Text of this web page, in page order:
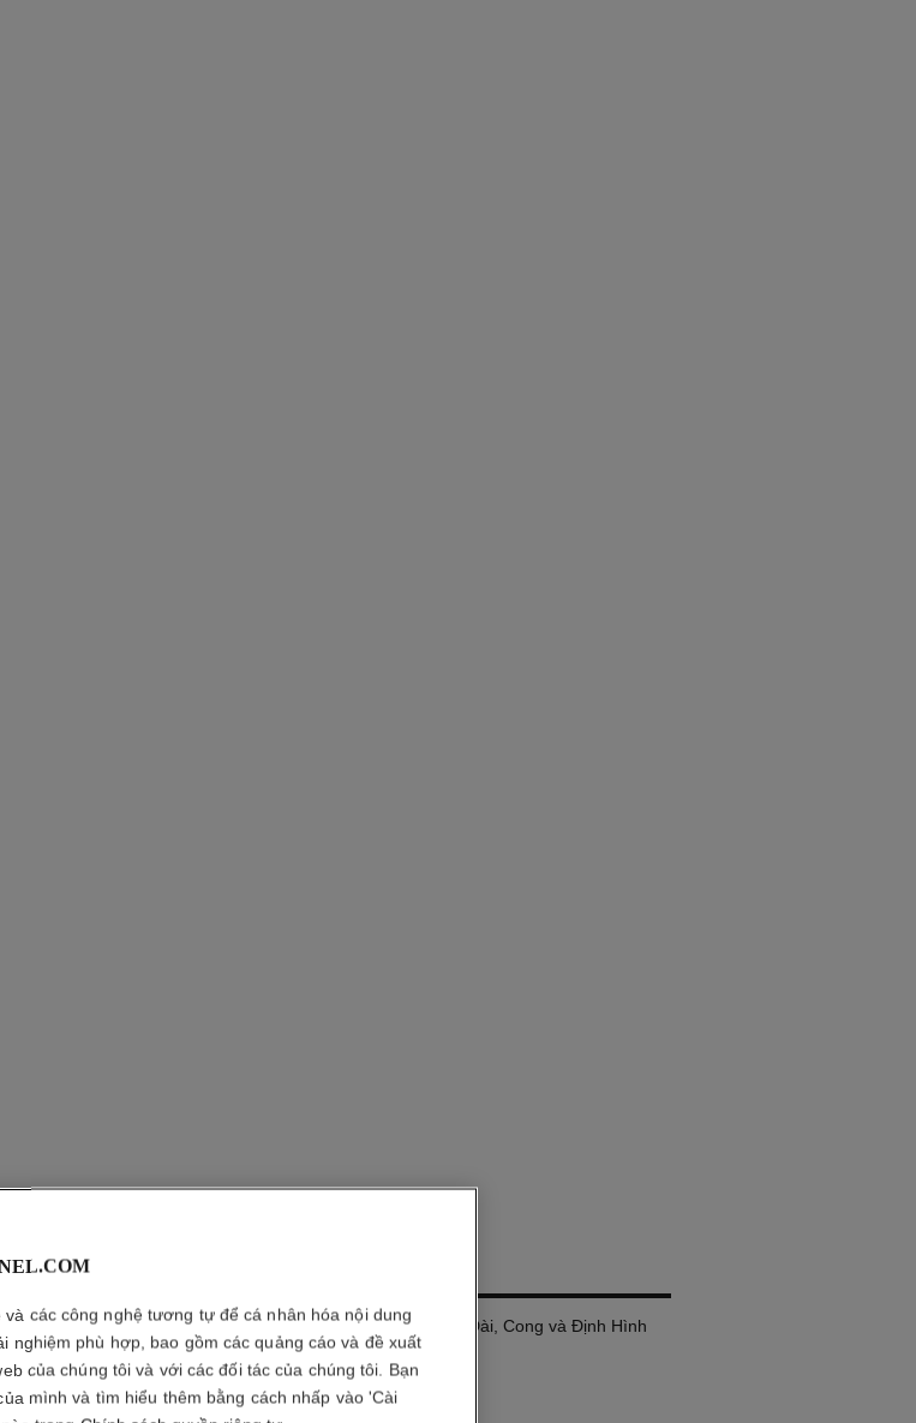
Mascara All-in-one: Làm Dày, Dài, Cong và Định Hình
Dáng mi
Xem thêm chi tiết
Tham chiếu 190037
và các công nghệ tương tự để cá nhân hóa nội dung
nghiệm phù hợp, bao gồm các quảng cáo và đề xuất
của chúng tôi và với các đối tác của chúng tôi. Bạn
mình và tìm hiểu thêm bằng cách nhấp vào 'Cài